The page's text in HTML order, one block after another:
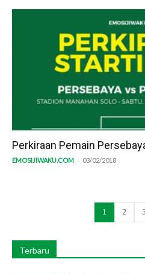
Perkiraan Pemain
EMOSIJIWAKU.COM - 03/02/2018
1 2 3
Terbaru